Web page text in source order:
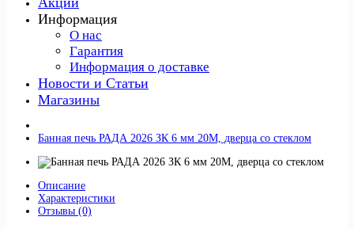
Информация
О нас
Гарантия
Информация о доставке
Новости и Статьи
Магазины
Банная печь РАДА 2026 ЗК 6 мм 20M, дверца со стеклом
Описание
Характеристики
Отзывы (0)